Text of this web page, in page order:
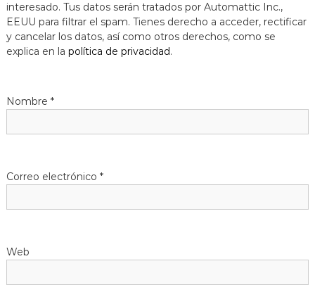
interesado. Tus datos serán tratados por Automattic Inc.,
EEUU para filtrar el spam. Tienes derecho a acceder, rectificar
y cancelar los datos, así como otros derechos, como se
explica en la política de privacidad.
Nombre *
Correo electrónico *
Web